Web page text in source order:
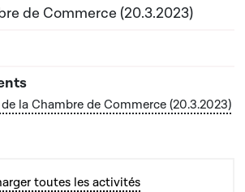
de Commerce (20.3.2023)
la Chambre de Commerce (20.3.2023)
toutes les activités